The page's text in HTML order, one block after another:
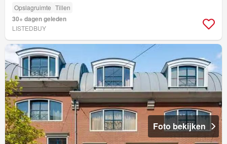
Opslagruimte Tillen
30+ dagen geleden
LISTEDBUY
Foto bekijken